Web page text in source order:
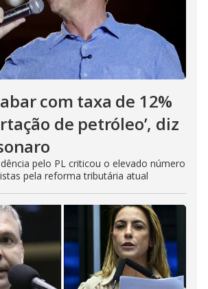
com taxa de 12%
de petróleo’, diz
pelo PL criticou o elevado número
pela reforma tributária atual